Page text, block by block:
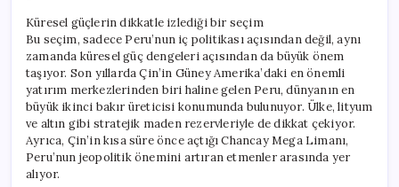
Küresel güçlerin dikkatle izlediği bir seçim
Bu seçim, sadece Peru’nun iç politikası açısından değil, aynı
zamanda küresel güç dengeleri açısından da büyük önem
taşıyor. Son yıllarda Çin’in Güney Amerika’daki en önemli
yatırım merkezlerinden biri haline gelen Peru, dünyanın en
büyük ikinci bakır üreticisi konumunda bulunuyor. Ülke, lityum
ve altın gibi stratejik maden rezervleriyle de dikkat çekiyor.
Ayrıca, Çin’in kısa süre önce açtığı Chancay Mega Limanı,
Peru’nun jeopolitik önemini artıran etmenler arasında yer
alıyor.